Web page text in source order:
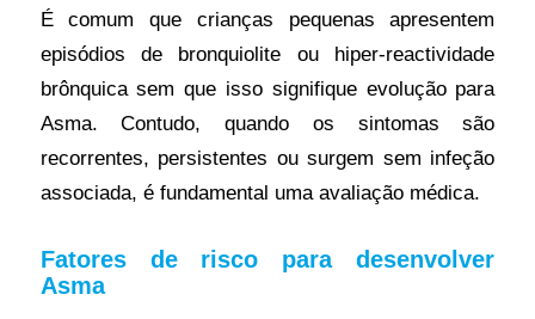
É comum que crianças pequenas apresentem
episódios de bronquiolite ou hiper-reactividade
brônquica sem que isso signifique evolução para
Asma. Contudo, quando os sintomas são
recorrentes, persistentes ou surgem sem infeção
associada, é fundamental uma avaliação médica.
Fatores de risco para desenvolver
Asma